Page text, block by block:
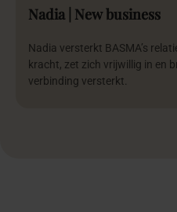
Nadia | New business
Nadia versterkt BASMA’s
kracht, zet zich vrijwillig in en
verbinding versterkt.